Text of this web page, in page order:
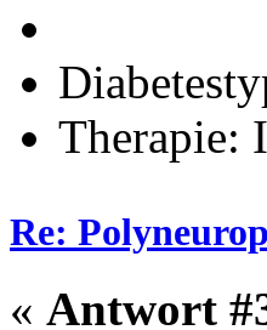
Therapie:
Re:
« Antwort